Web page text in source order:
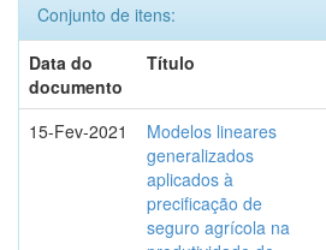
Conjunto de itens:
Data do
documento
Título
15-Fev-2021
Modelos lineares
generalizados
aplicados à
precificação de
seguro agrícola na